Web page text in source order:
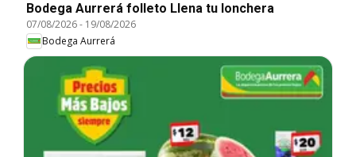
Bodega Aurrerá folleto Llena tu lonchera
07/08/2026- 19/08/2026
Bodega Aurrerá